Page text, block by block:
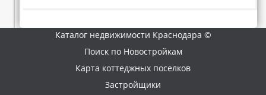
Каталог недвижимости Краснодара ©
Поиск по Новостройкам
Карта коттеджных поселков
Застройщики